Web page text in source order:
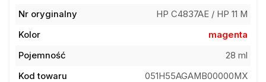
Nr oryginalny
HP C4837AE / HP 11 M
Kolor
magenta
Pojemność
28 ml
Kod towaru
051H55AGAMB00000MX